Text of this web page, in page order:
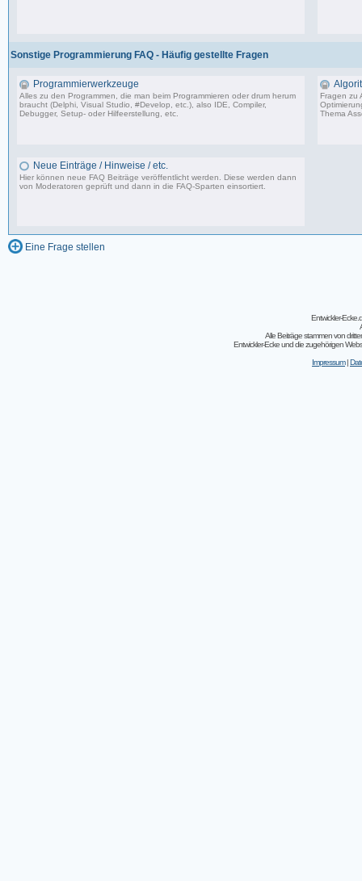
Sonstige Programmierung FAQ - Häufig gestellte Fragen
Programmierwerkzeuge
Alles zu den Programmen, die man beim Programmieren oder drum herum
braucht (Delphi, Visual Studio, #Develop, etc.), also IDE, Compiler,
Debugger, Setup- oder Hilfeerstellung, etc.
Fragen zu
Thema
Neue Einträge / Hinweise / etc.
Hier können neue FAQ Beiträge veröffentlicht werden. Diese werden dann
von Moderatoren geprüft und dann in die FAQ-Sparten einsortiert.
Eine Frage stellen
Entwickler-
Alle Beiträge stammen von
Entwickler-Ecke und die zugehörigen
Impressum|